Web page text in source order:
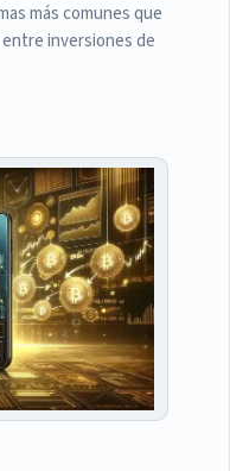
más comunes que
inversiones de